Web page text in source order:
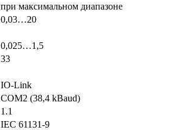
при максимальном диапазоне
0,03…20
0,025…1,5
33
IO-Link
COM2 (38,4 kBaud)
1.1
IEC 61131-9